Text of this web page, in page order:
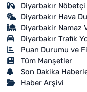
Diyarbakır
Diyarbakır Hava
Diyarbakir Namaz
Diyarbakır Trafik
Puan Durumu ve
Tüm Manşetler
Son Dakika
Haber Arşivi